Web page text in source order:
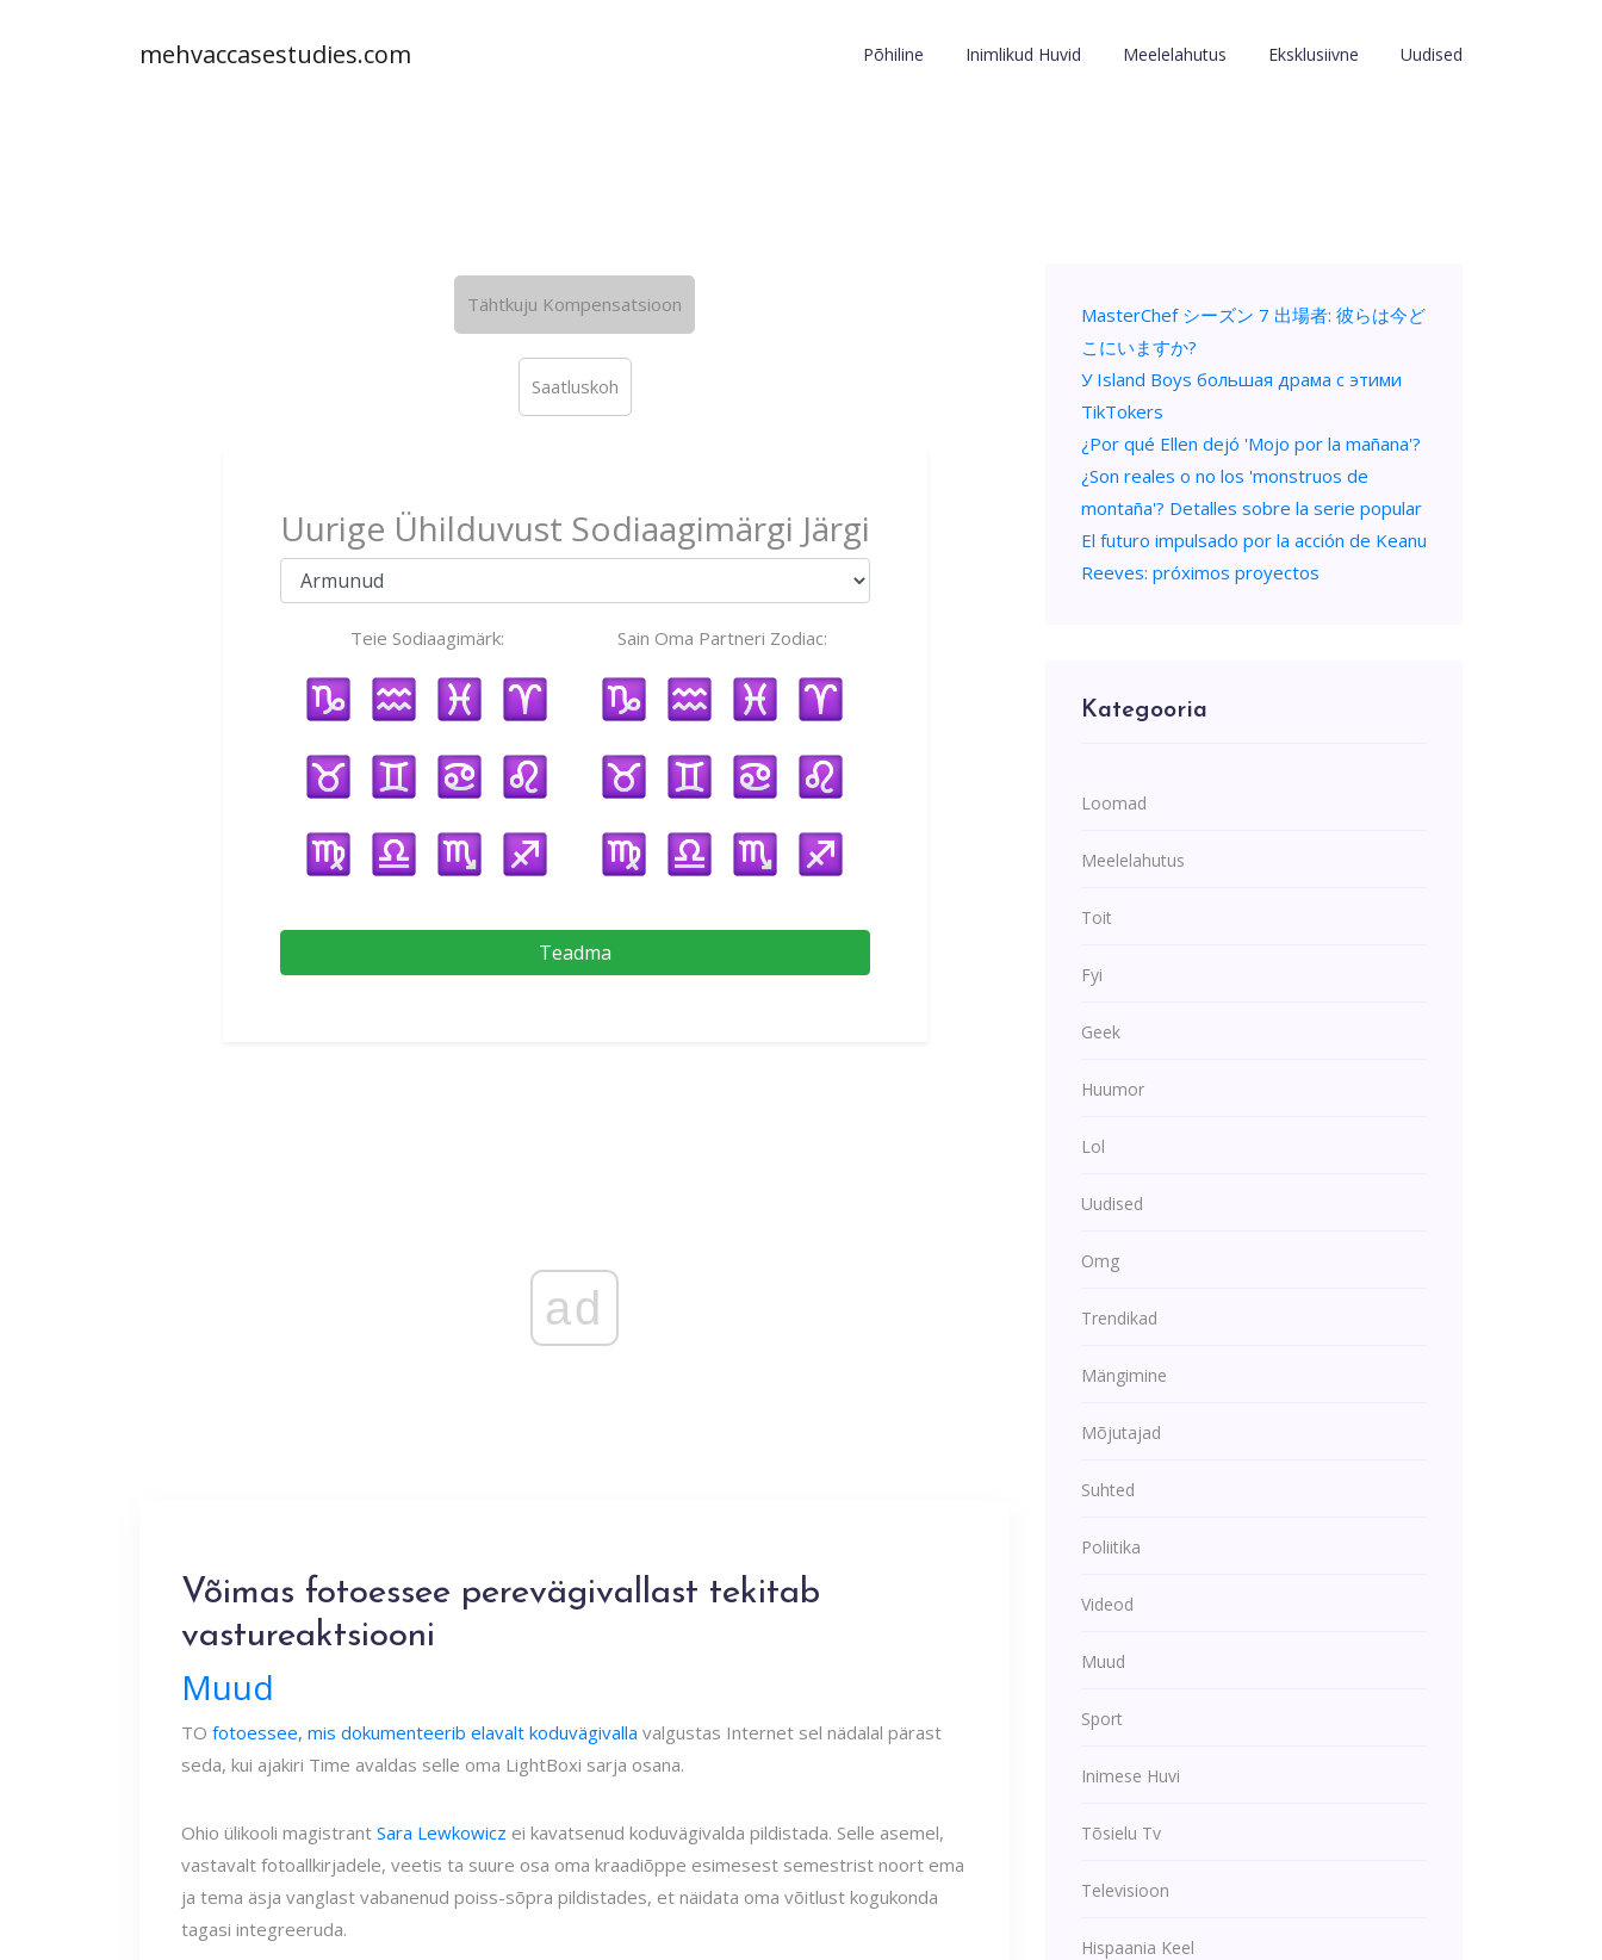
mehvaccasestudies.com Põhiline Inimlikud Huvid Meelelahutus Eksklusiivne Uudised
Tähtkuju Kompensatsioon
Saatluskoh
Uurige Ühilduvust Sodiaagimärgi Järgi
Teie Sodiaagimärk: Sain Oma Partneri Zodiac:
Teadma
ad
Võimas fotoessee perevägivallast tekitab
vastureaktsiooni
Muud
TO fotoessee, mis dokumenteerib elavalt koduvägivalla valgustas Internet sel nädalal pärast
seda, kui ajakiri Time avaldas selle oma LightBoxi sarja osana.
Ohio ülikooli magistrant Sara Lewkowicz ei kavatsenud koduvägivalda pildistada. Selle asemel,
vastavalt fotoallkirjadele, veetis ta suure osa oma kraadiõppe esimesest semestrist noort ema
ja tema äsja vanglast vabanenud poiss-sõpra pildistades, et näidata oma võitlust kogukonda
tagasi integreeruda.
MasterChef シーズン 7 出場者: 彼らは今ど
こにいますか?
У Island Boys большая драма с этими
TikTokers
¿Por qué Ellen dejó 'Mojo por la mañana'?
¿Son reales o no los 'monstruos de
montaña'? Detalles sobre la serie popular
El futuro impulsado por la acción de Keanu
Reeves: próximos proyectos
Kategooria
Loomad
Meelelahutus
Toit
Fyi
Geek
Huumor
Lol
Uudised
Omg
Trendikad
Mängimine
Mõjutajad
Suhted
Poliitika
Videod
Muud
Sport
Inimese Huvi
Tõsielu Tv
Televisioon
Hispaania Keel